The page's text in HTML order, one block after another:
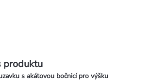
produktu
s akátovou bočnicí pro výšku